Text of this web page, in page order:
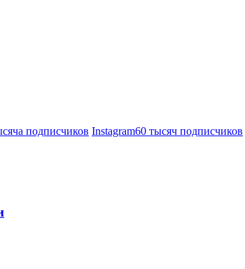
подписчиков Instagram60 тысяч подписчиков